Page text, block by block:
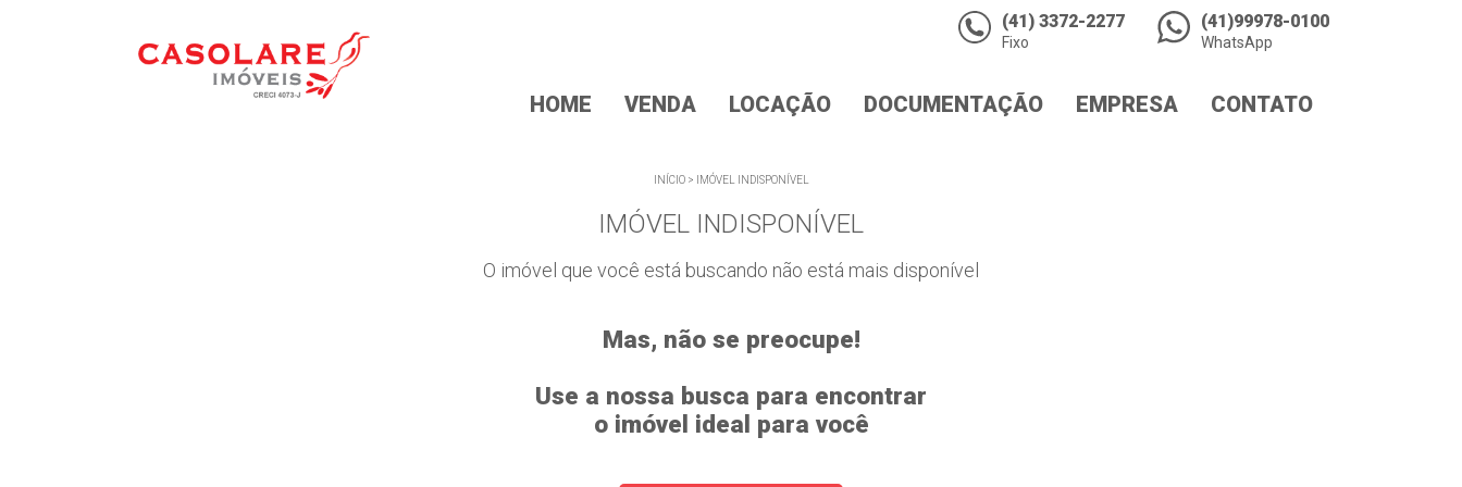
(41) 3372-2277
Fixo
(41)99978-0100
WhatsApp
HOME VENDA LOCAÇÃO DOCUMENTAÇÃO EMPRESA CONTATO
INÍCIO> IMÓVEL INDISPONÍVEL
IMÓVEL INDISPONÍVEL
O imóvel que você está buscando não está mais disponível
Mas, não se preocupe!
Use a nossa busca para encontrar
o imóvel ideal para você